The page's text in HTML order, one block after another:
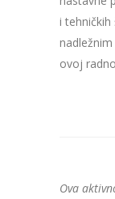
i
ovoj
Ova